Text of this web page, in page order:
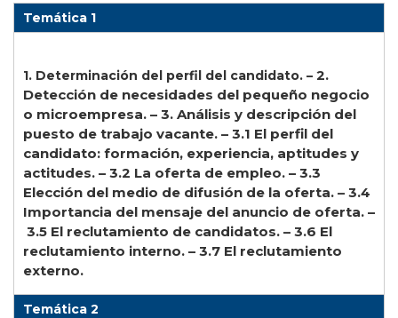
Temática 1
1. Determinación del perfil del candidato. – 2.
Detección de necesidades del pequeño negocio
o microempresa. – 3. Análisis y descripción del
puesto de trabajo vacante. – 3.1 El perfil del
candidato: formación, experiencia, aptitudes y
actitudes. – 3.2 La oferta de empleo. – 3.3
Elección del medio de difusión de la oferta. – 3.4
Importancia del mensaje del anuncio de oferta. –
3.5 El reclutamiento de candidatos. – 3.6 El
reclutamiento interno. – 3.7 El reclutamiento
externo.
Temática 2